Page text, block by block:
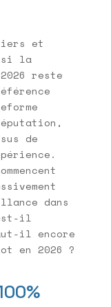
et
si la
reste
de
dans
il
il encore
en 2026 ?